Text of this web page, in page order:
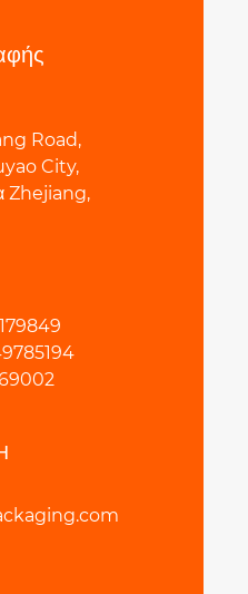
Road,
City,
Zhejiang,